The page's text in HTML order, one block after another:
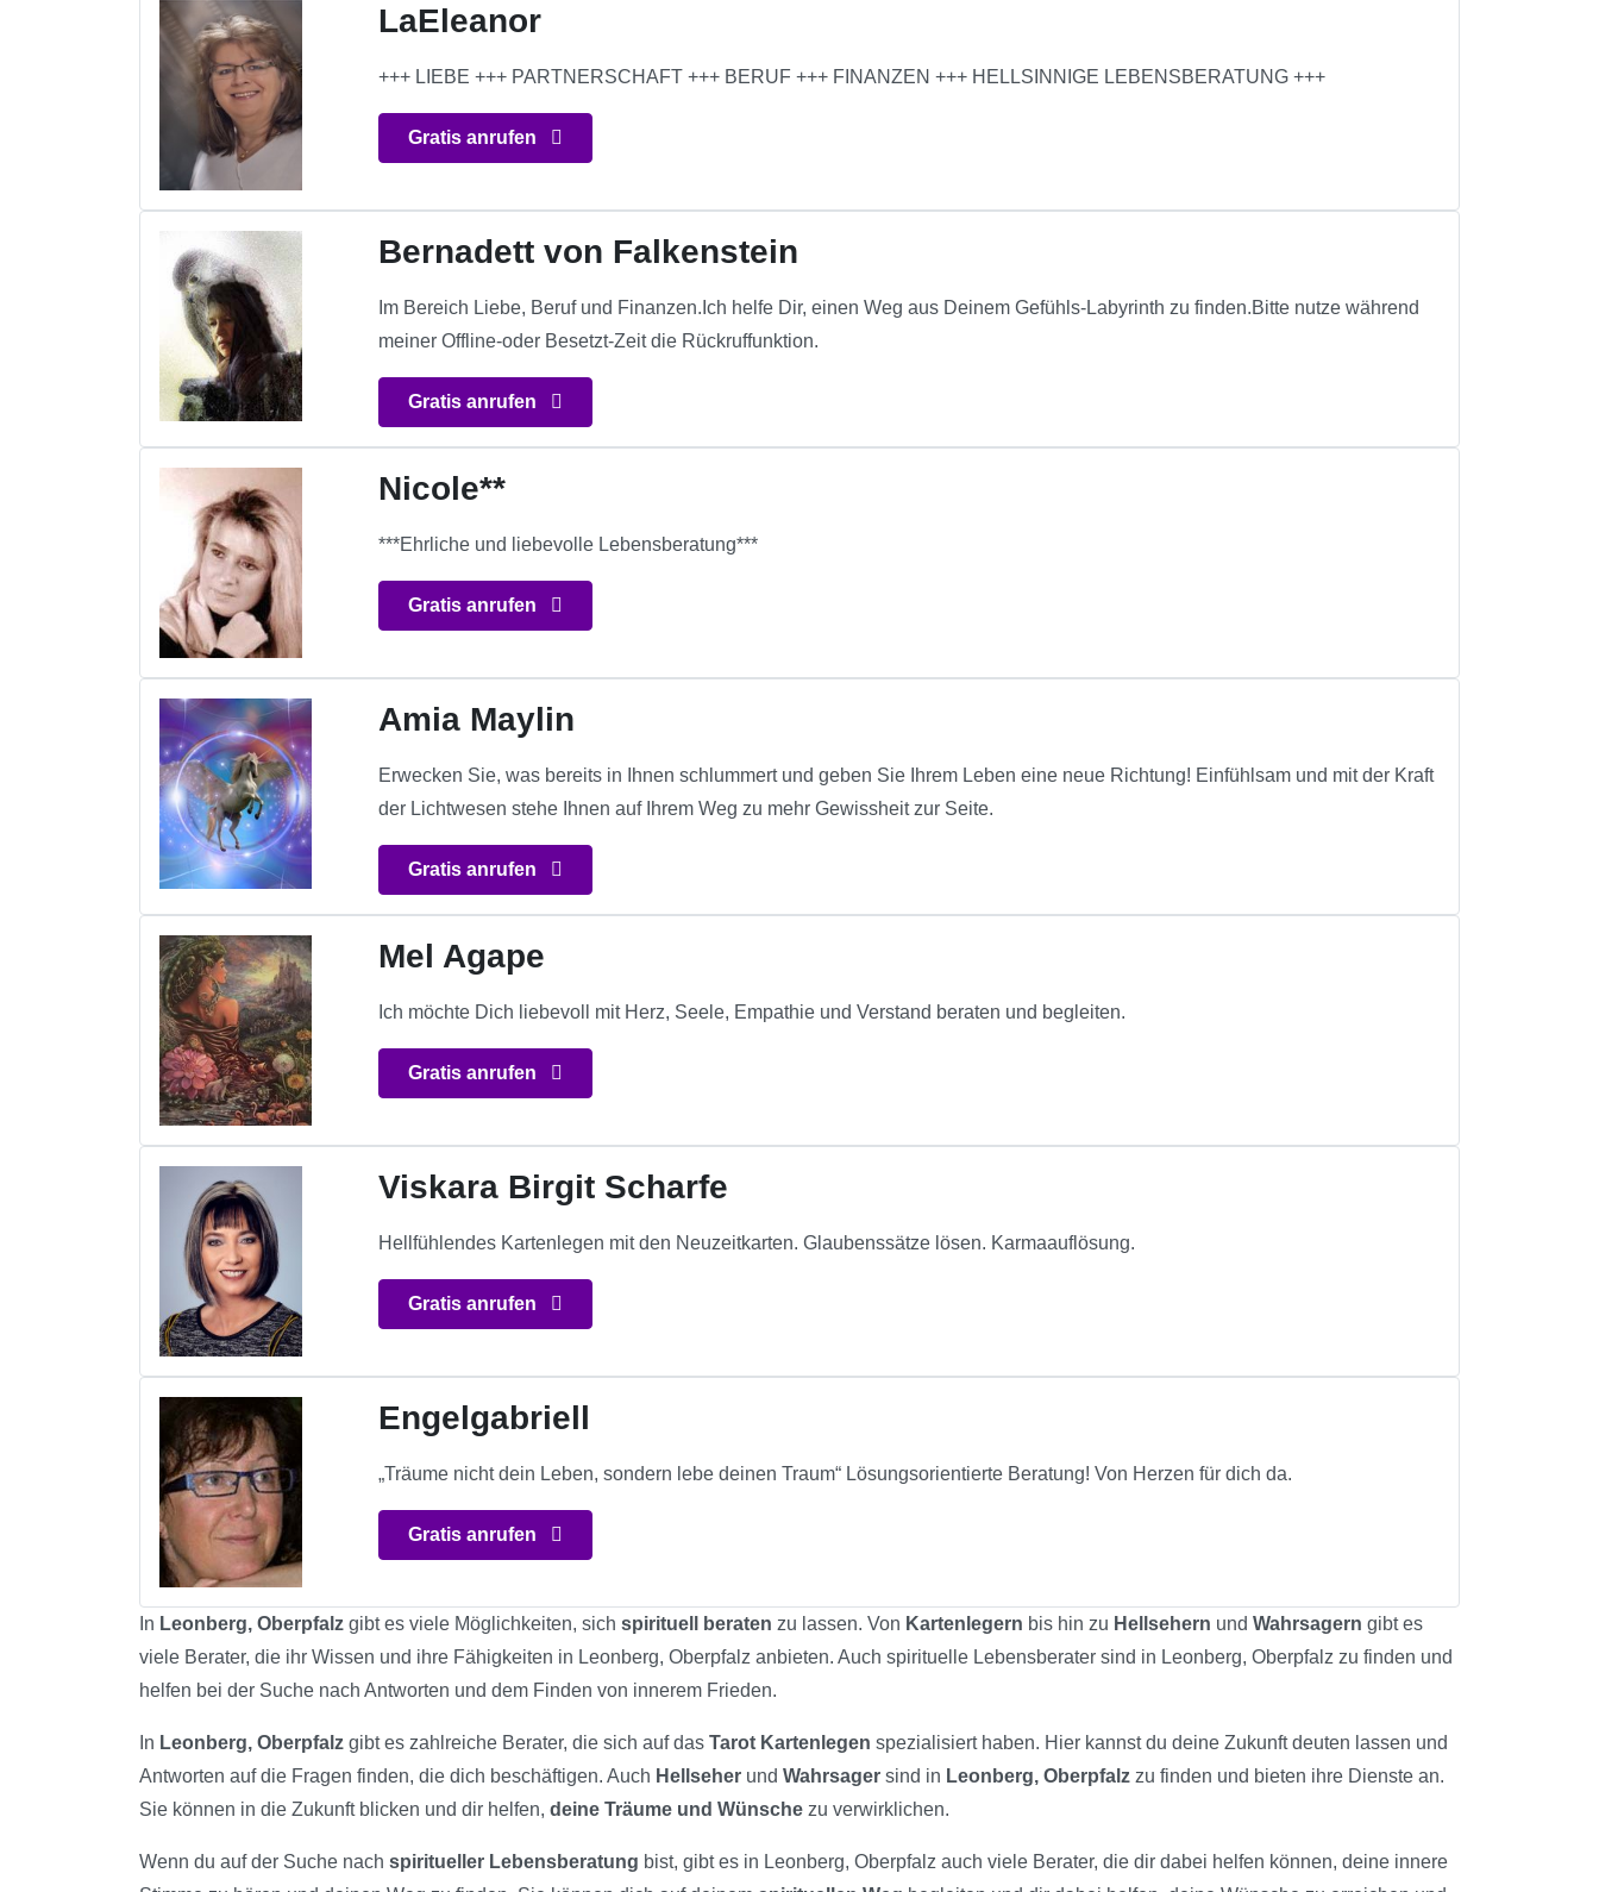
LaEleanor
+++ LIEBE +++ PARTNERSCHAFT +++ BERUF +++ FINANZEN +++ HELLSINNIGE LEBENSBERATUNG +++
Gratis anrufen
Bernadett von Falkenstein
Im Bereich Liebe, Beruf und Finanzen.Ich helfe Dir, einen Weg aus Deinem Gefühls-Labyrinth zu finden.Bitte nutze während
meiner Offline-oder Besetzt-Zeit die Rückruffunktion.
Gratis anrufen
Nicole**
***Ehrliche und liebevolle Lebensberatung***
Gratis anrufen
Amia Maylin
Erwecken Sie, was bereits in Ihnen schlummert und geben Sie Ihrem Leben eine neue Richtung! Einfühlsam und mit der Kraft
der Lichtwesen stehe Ihnen auf Ihrem Weg zu mehr Gewissheit zur Seite.
Gratis anrufen
Mel Agape
Ich möchte Dich liebevoll mit Herz, Seele, Empathie und Verstand beraten und begleiten.
Gratis anrufen
Viskara Birgit Scharfe
Hellfühlendes Kartenlegen mit den Neuzeitkarten. Glaubenssätze lösen. Karmaauflösung.
Gratis anrufen
Engelgabriell
„Träume nicht dein Leben, sondern lebe deinen Traum“ Lösungsorientierte Beratung! Von Herzen für dich da.
Gratis anrufen
In Leonberg, Oberpfalz gibt es viele Möglichkeiten, sich spirituell beraten zu lassen. Von Kartenlegern bis hin zu Hellsehern und Wahrsagern gibt es
viele Berater, die ihr Wissen und ihre Fähigkeiten in Leonberg, Oberpfalz anbieten. Auch spirituelle Lebensberater sind in Leonberg, Oberpfalz zu finden und
helfen bei der Suche nach Antworten und dem Finden von innerem Frieden.
In Leonberg, Oberpfalz gibt es zahlreiche Berater, die sich auf das Tarot Kartenlegen spezialisiert haben. Hier kannst du deine Zukunft deuten lassen und
Antworten auf die Fragen finden, die dich beschäftigen. Auch Hellseher und Wahrsager sind in Leonberg, Oberpfalz zu finden und bieten ihre Dienste an.
Sie können in die Zukunft blicken und dir helfen, deine Träume und Wünsche zu verwirklichen.
Wenn du auf der Suche nach spiritueller Lebensberatung bist, gibt es in Leonberg, Oberpfalz auch viele Berater, die dir dabei helfen können, deine innere